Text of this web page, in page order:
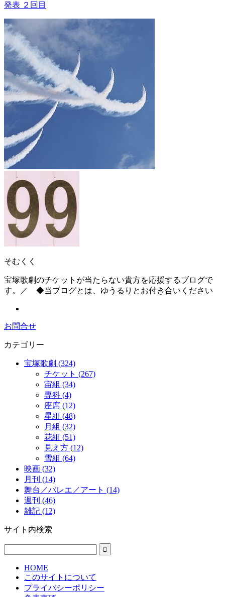
発表 ２回目
そむくく
宝塚歌劇のチケットが当たらない貴方を応援するブログで
す。／ ◆当ブログとは、ゆうるりとお付き合いください
お問合せ
カテゴリー
宝塚歌劇 (324)
チケット (267)
宙組 (34)
専科 (4)
座席 (12)
星組 (48)
月組 (32)
花組 (51)
見え方 (12)
雪組 (64)
映画 (32)
月刊 (14)
舞台／バレエ／アート (14)
週刊 (46)
雑記 (12)
サイト内検索
HOME
このサイトについて
プライバシーポリシー